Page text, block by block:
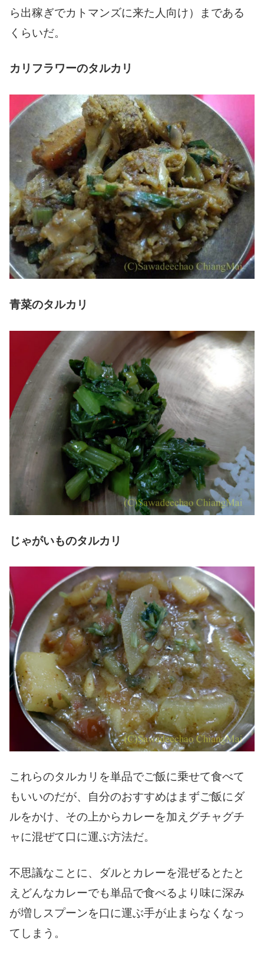
ら出稼ぎでカトマンズに来た人向け）まである
くらいだ。
カリフラワーのタルカリ
青菜のタルカリ
じゃがいものタルカリ
これらのタルカリを単品でご飯に乗せて食べて
もいいのだが、自分のおすすめはまずご飯にダ
ルをかけ、その上からカレーを加えグチャグチ
ャに混ぜて口に運ぶ方法だ。
不思議なことに、ダルとカレーを混ぜるとたと
えどんなカレーでも単品で食べるより味に深み
が増しスプーンを口に運ぶ手が止まらなくなっ
てしまう。